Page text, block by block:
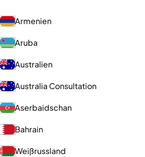
Armenien
Aruba
Australien
Australia Consultation
Aserbaidschan
Bahrain
Weißrussland